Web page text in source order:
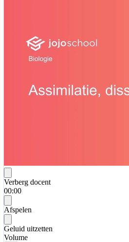
Verberg docent
00:00
Afspelen
Geluid uitzetten
Volume